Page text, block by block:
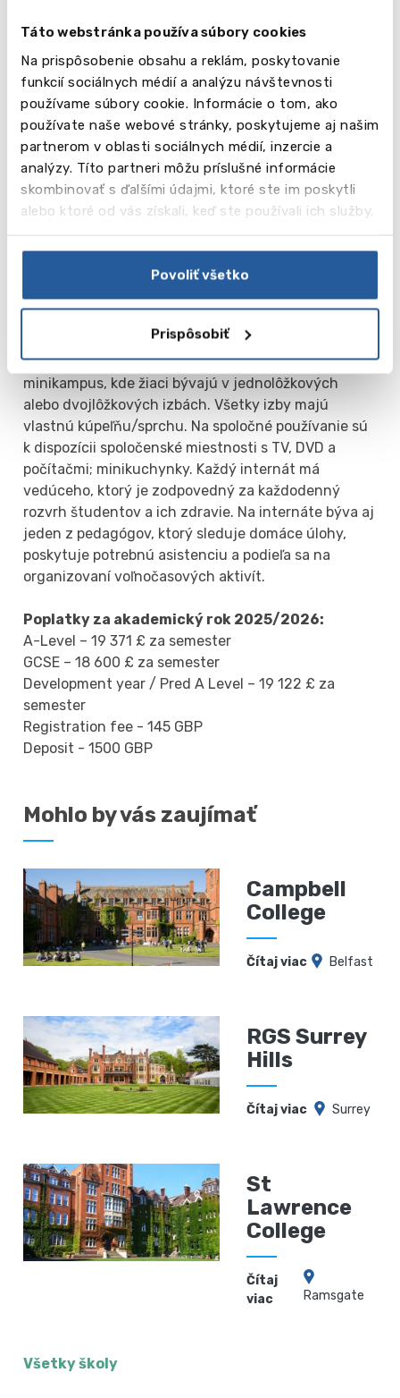
Táto webstránka používa súbory cookies
Na prispôsobenie obsahu a reklám, poskytovanie
funkcií sociálnych médií a analýzu návštevnosti
používame súbory cookie. Informácie o tom, ako
používate naše webové stránky, poskytujeme aj našim
partnerom v oblasti sociálnych médií, inzercie a
analýzy. Títo partneri môžu príslušné informácie
skombinovať s ďalšími údajmi, ktoré ste im poskytli
alebo ktoré od vás získali, keď ste používali ich služby.
Povoliť všetko
Prispôsobiť
squashi. Školský tím sa stal 11-krát majstrom
Anglicka.
Mimoškolské aktivity
Škola má veľa krúžkov a záujmových skupín,
divadelný a výtvarný ateliér a tanečný krúžok. Škola
je zapojená do projektu Model OSN. Pre milovníkov
hudby je tu možnosť hrať v školských súboroch
alebo spievať v zbore. Je tu šachový klub, kuchársky
je Cena Vojvodu z Edinburghu..
Ubytovanie
Študenti bývajú v domoch podľa veku a pohlavia.
Pre žiakov 12.-13. ročníka (A-Level) bol vybudovaný
minikampus, kde žiaci bývajú v jednolôžkových
alebo dvojlôžkových izbách. Všetky izby majú
vlastnú kúpeľňu/sprchu. Na spoločné používanie sú
k dispozícii spoločenské miestnosti s TV, DVD a
počítačmi; minikuchynky. Každý internát má
vedúceho, ktorý je zodpovedný za každodenný
rozvrh študentov a ich zdravie. Na internáte býva aj
jeden z pedagógov, ktorý sleduje domáce úlohy,
poskytuje potrebnú asistenciu a podieľa sa na
organizovaní voľnočasových aktivít.
Poplatky za akademický rok 2025/2026:
A-Level – 19 371 £ za semester
GCSE – 18 600 £ za semester
Development year / Pred A Level – 19 122 £ za
semester
Registration fee - 145 GBP
Deposit - 1500 GBP
Mohlo by vás zaujímať
Campbell
College
Čítaj viac Belfast
RGS Surrey
Hills
Čítaj viac Surrey
St
Lawrence
College
Čítaj
viac
Ramsgate
Všetky školy